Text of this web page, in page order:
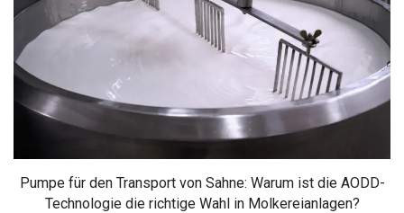
Pumpe für den Transport von Sahne: Warum ist die AODD-
Technologie die richtige Wahl in Molkereianlagen?